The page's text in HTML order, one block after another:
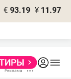
€ 93.19 ¥ 11.97